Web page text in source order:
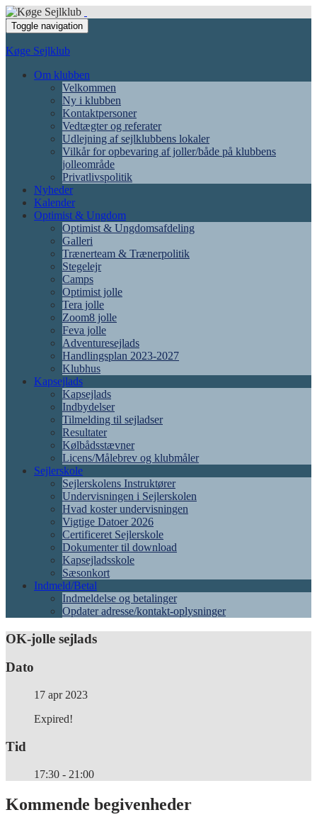
Toggle navigation
Køge Sejlklub
Om klubben
Velkommen
Ny i klubben
Kontaktpersoner
Vedtægter og referater
Udlejning af sejlklubbens lokaler
Vilkår for opbevaring af joller/både på klubbens
jolleområde
Privatlivspolitik
Nyheder
Kalender
Optimist & Ungdom
Optimist & Ungdomsafdeling
Galleri
Trænerteam & Trænerpolitik
Stegelejr
Camps
Optimist jolle
Tera jolle
Zoom8 jolle
Feva jolle
Adventuresejlads
Handlingsplan 2023-2027
Klubhus
Kapsejlads
Kapsejlads
Indbydelser
Tilmelding til sejladser
Resultater
Kølbådsstævner
Licens/Målebrev og klubmåler
Sejlerskole
Sejlerskolens Instruktører
Undervisningen i Sejlerskolen
Hvad koster undervisningen
Vigtige Datoer 2026
Certificeret Sejlerskole
Dokumenter til download
Kapsejladsskole
Sæsonkort
Indmeld/Betal
Indmeldelse og betalinger
Opdater adresse/kontakt-oplysninger
OK-jolle sejlads
Dato
17 apr 2023
Expired!
Tid
17:30 - 21:00
Kommende begivenheder